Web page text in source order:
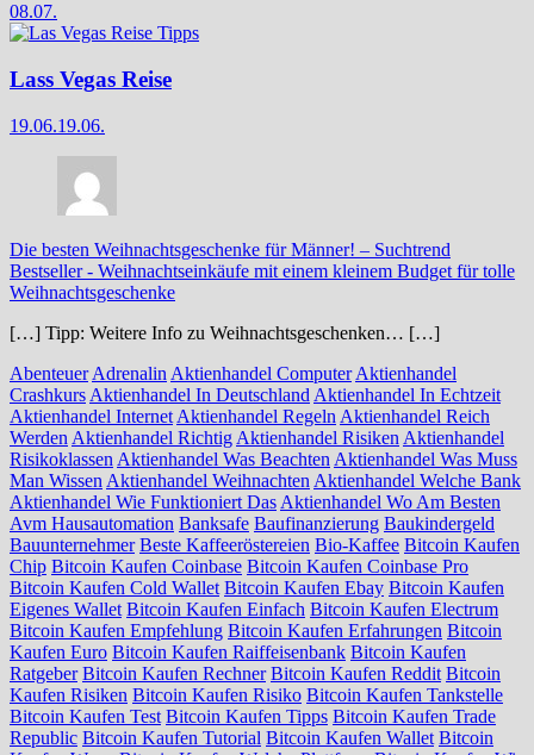
08.07.
Lass Vegas Reise
19.06.19.06.
Die besten Weihnachtsgeschenke für Männer! – Suchtrend
Bestseller- Weihnachtseinkäufe mit einem kleinem Budget für tolle
Weihnachtsgeschenke
[…] Tipp: Weitere Info zu Weihnachtsgeschenken… […]
Abenteuer Adrenalin Aktienhandel Computer Aktienhandel
Crashkurs Aktienhandel In Deutschland Aktienhandel In Echtzeit
Aktienhandel Internet Aktienhandel Regeln Aktienhandel Reich
Werden Aktienhandel Richtig Aktienhandel Risiken Aktienhandel
Risikoklassen Aktienhandel Was Beachten Aktienhandel Was Muss
Man Wissen Aktienhandel Weihnachten Aktienhandel Welche Bank
Aktienhandel Wie Funktioniert Das Aktienhandel Wo Am Besten
Avm Hausautomation Banksafe Baufinanzierung Baukindergeld
Bauunternehmer Beste Kaffeeröstereien Bio-Kaffee Bitcoin Kaufen
Chip Bitcoin Kaufen Coinbase Bitcoin Kaufen Coinbase Pro
Bitcoin Kaufen Cold Wallet Bitcoin Kaufen Ebay Bitcoin Kaufen
Eigenes Wallet Bitcoin Kaufen Einfach Bitcoin Kaufen Electrum
Bitcoin Kaufen Empfehlung Bitcoin Kaufen Erfahrungen Bitcoin
Kaufen Euro Bitcoin Kaufen Raiffeisenbank Bitcoin Kaufen
Ratgeber Bitcoin Kaufen Rechner Bitcoin Kaufen Reddit Bitcoin
Kaufen Risiken Bitcoin Kaufen Risiko Bitcoin Kaufen Tankstelle
Bitcoin Kaufen Test Bitcoin Kaufen Tipps Bitcoin Kaufen Trade
Republic Bitcoin Kaufen Tutorial Bitcoin Kaufen Wallet Bitcoin